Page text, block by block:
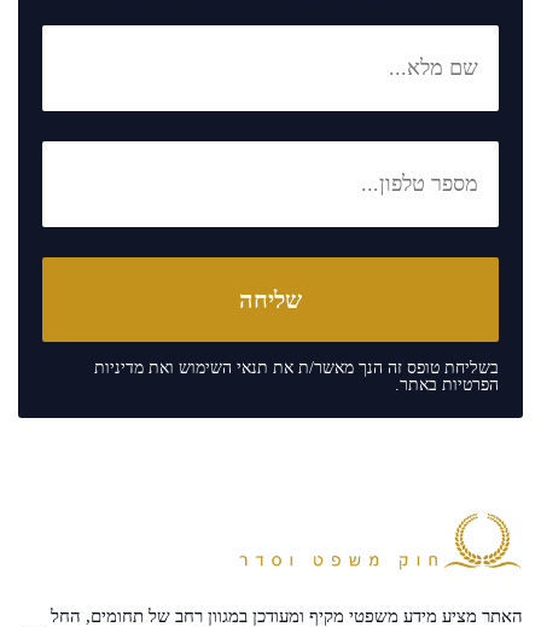
בשליחת טופס זה הנך מאשר/ת את תנאי השימוש ואת מדיניות
הפרטיות באתר.
האתר מציע מידע משפטי מקיף ומעודכן במגוון רחב של תחומים, החל